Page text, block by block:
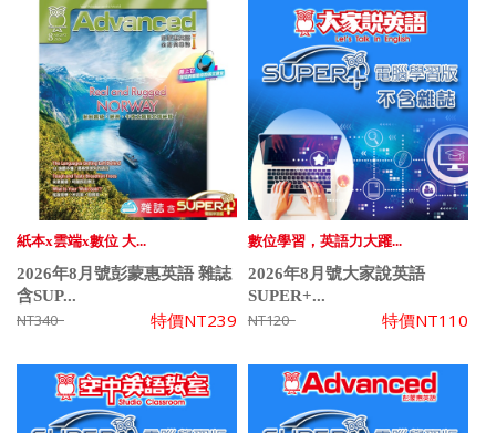
紙本x雲端x數位 大...
2026年8月號彭蒙惠英語 雜誌
含SUP...
NT340 特價NT239
數位學習，英語力大躍...
2026年8月號大家說英語
SUPER+...
NT120 特價NT110